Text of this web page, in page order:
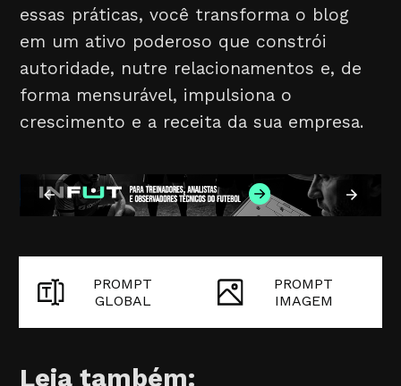
essas práticas, você transforma o blog
em um ativo poderoso que constrói
autoridade, nutre relacionamentos e, de
forma mensurável, impulsiona o
crescimento e a receita da sua empresa.
PROMPT
GLOBAL
PROMPT
IMAGEM
Leia também: